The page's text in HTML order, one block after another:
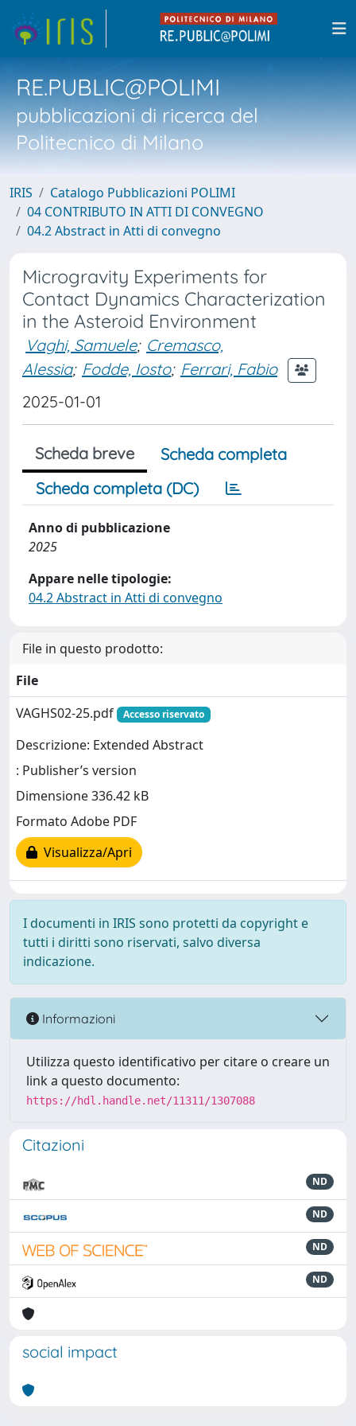
RE.PUBLIC@POLIMI
pubblicazioni di ricerca del
Politecnico di Milano
IRIS
Catalogo Pubblicazioni POLIMI
04 CONTRIBUTO IN ATTI DI CONVEGNO
04.2 Abstract in Atti di convegno
Microgravity Experiments for
Contact Dynamics Characterization
in the Asteroid Environment
Vaghi, Samuele; Cremasco,
Alessia; Fodde, Iosto; Ferrari, Fabio
2025-01-01
Scheda breve
Scheda completa
Scheda completa (DC)
Anno di pubblicazione
2025
Appare nelle tipologie:
04.2 Abstract in Atti di convegno
File in questo prodotto:
File
VAGHS02-25.pdf
Accesso riservato
Descrizione: Extended Abstract
: Publisher’s version
Dimensione 336.42 kB
Formato Adobe PDF
Visualizza/Apri
I documenti in IRIS sono protetti da copyright e
tutti i diritti sono riservati, salvo diversa
indicazione.
Informazioni
Utilizza questo identificativo per citare o creare un
link a questo documento:
https://hdl.handle.net/11311/1307088
Citazioni
ND
ND
ND
ND
social impact